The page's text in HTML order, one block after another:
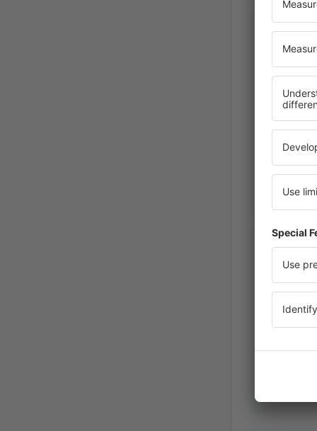
RODRIGO
México,
México,